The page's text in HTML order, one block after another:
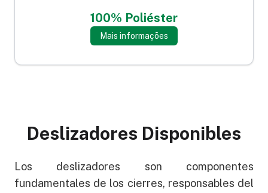
100% Poliéster
Mais informações
Deslizadores Disponibles
Los deslizadores son componentes
fundamentales de los cierres, responsables del